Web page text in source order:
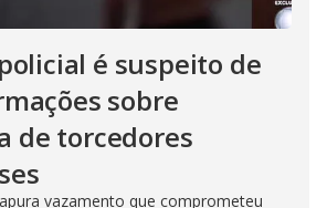
é suspeito de
sobre
de torcedores
vazamento que comprometeu